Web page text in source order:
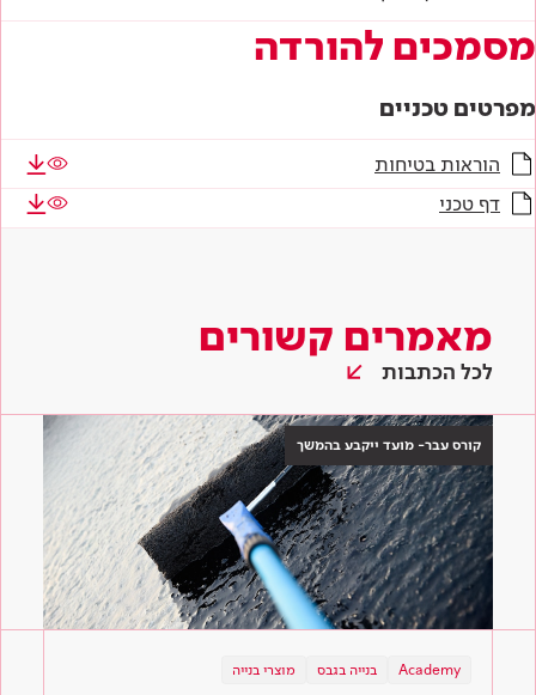
מסמכים להורדה
מפרטים טכניים
הוראות בטיחות
דף טכני
מאמרים קשורים
לכל הכתבות
קורס עבר- מועד ייקבע בהמשך
Academy בנייה בגבס מוצרי בנייה